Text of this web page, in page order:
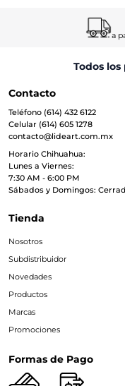
a
Todos
Contacto
Teléfono (614) 432 6122
Celular (614) 605 1278
contacto@lideart.com.mx
Horario Chihuahua:
Lunes a Viernes:
7:30 AM - 6:00 PM
Sábados y Domingos:
Tienda
Nosotros
Subdistribuidor
Novedades
Productos
Marcas
Promociones
Formas de Pago